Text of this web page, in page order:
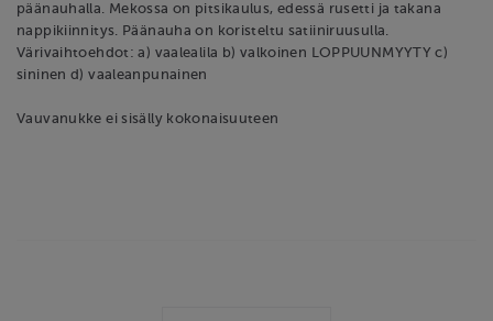
päänauhalla. Mekossa on pitsikaulus, edessä rusetti ja takana
nappikiinnitys. Päänauha on koristeltu satiiniruusulla.
Värivaihtoehdot: a) vaalealila b) valkoinen LOPPUUNMYYTY c)
sininen d) vaaleanpunainen
Vauvanukke ei sisälly kokonaisuuteen